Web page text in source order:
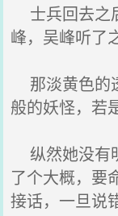
士兵回去之
峰，吴峰听了
那淡黄色的
般的妖怪，若
纵然她没有
了个大概，要
接话，一旦说